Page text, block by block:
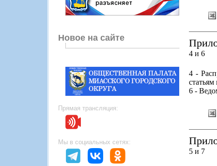
Новое на сайте
Прямая трансляция:
Мы в социальных сетях:
4 и 6
4 -
6 -
5 и 7